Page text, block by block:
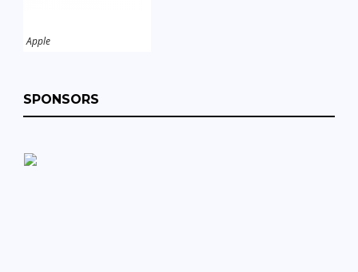
Apple
SPONSORS